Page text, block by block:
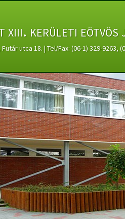
xiii. kerületi
utca 18. | Tel/Fax: (06-1) 329-9263,